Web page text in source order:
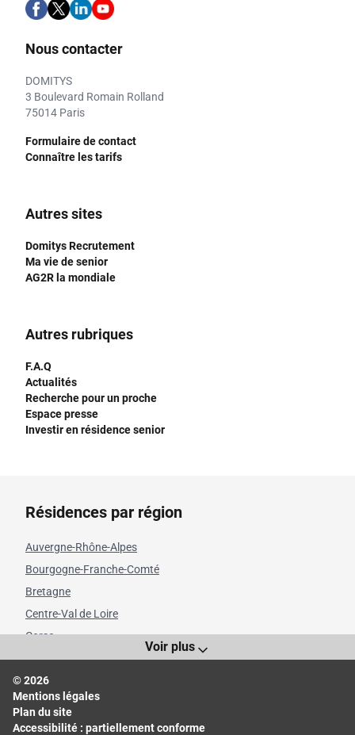
Nous contacter
DOMITYS
3 Boulevard Romain Rolland
75014 Paris
Formulaire de contact
Connaître les tarifs
Autres sites
Domitys Recrutement
Ma vie de senior
AG2R la mondiale
Autres rubriques
F.A.Q
Actualités
Recherche pour un proche
Espace presse
Investir en résidence senior
Résidences par région
Auvergne-Rhône-Alpes
Bourgogne-Franche-Comté
Bretagne
Centre-Val de Loire
Corse
Grand Est
Hauts-de-France
Île-de-France
Normandie
Voir plus
© 2026
Mentions légales
Plan du site
Accessibilité : partiellement conforme